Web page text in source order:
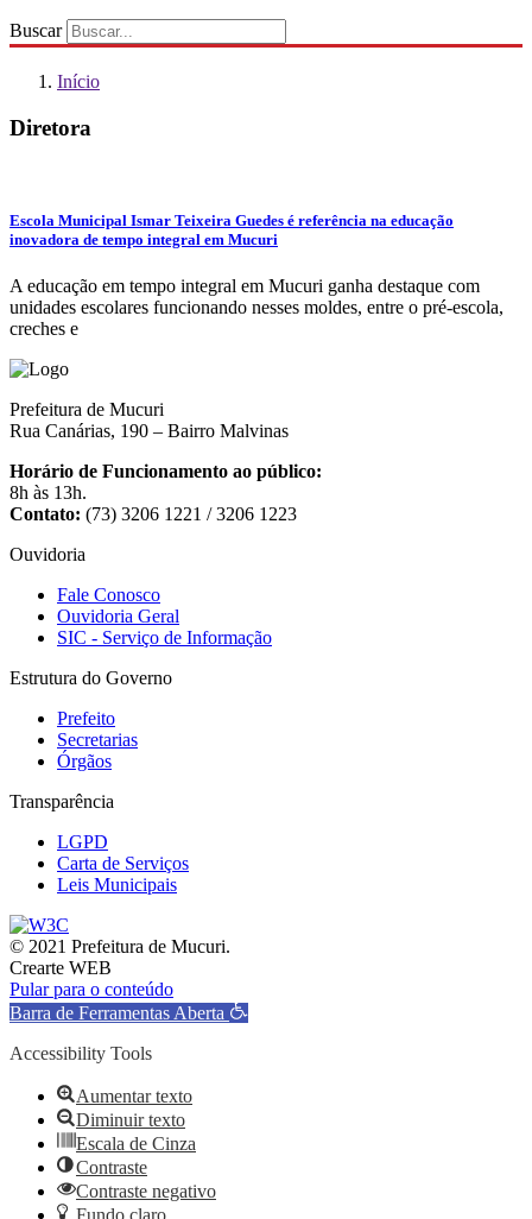
Buscar
Início
Diretora
Escola Municipal Ismar Teixeira Guedes é referência na educação
inovadora de tempo integral em Mucuri
A educação em tempo integral em Mucuri ganha destaque com
unidades escolares funcionando nesses moldes, entre o pré-escola,
creches e
Prefeitura de Mucuri
Rua Canárias, 190 – Bairro Malvinas
Horário de Funcionamento ao público:
8h às 13h.
Contato: (73) 3206 1221 / 3206 1223
Ouvidoria
Fale Conosco
Ouvidoria Geral
SIC - Serviço de Informação
Estrutura do Governo
Prefeito
Secretarias
Órgãos
Transparência
LGPD
Carta de Serviços
Leis Municipais
© 2021 Prefeitura de Mucuri.
Crearte WEB
Pular para o conteúdo
Barra de Ferramentas Aberta
Accessibility Tools
Aumentar texto
Diminuir texto
Escala de Cinza
Contraste
Contraste negativo
Fundo claro